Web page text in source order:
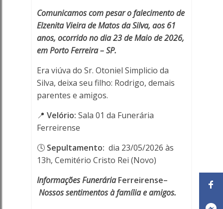
anos
-
Porto
Ferreira
Online
-
Porto
Ferreira
Online
Comunicamos com pesar o falecimento de
Elzenita Vieira de Matos da Silva, aos 61
anos, ocorrido no dia 23 de Maio de 2026,
em Porto Ferreira – SP.
Era viúva do Sr. Otoniel Simplicio da
Silva, deixa seu filho: Rodrigo, demais
parentes e amigos.
📍 Velório: Sala 01 da Funerária
Ferreirense
🕓 Sepultamento: dia 23/05/2026 às
13h, Cemitério Cristo Rei (Novo)
Informações FuneráriaFerreirense–
Nossos sentimentos à família e amigos.